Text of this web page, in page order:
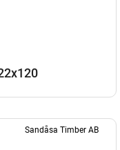
Sandåsa Timber AB